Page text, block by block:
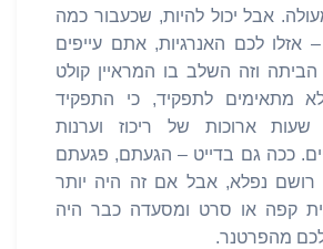
אבל יכול להיות, שכעבור כמה
אזלו לכם האנרגיות, אתם עייפים
הביתה וזה השלב בו המראיין קולט
מתאימים לתפקיד, כי התפקיד
ארוכות של ריכוז וערנות
ככה גם בדייט – הגעתם, פגעתם
נפלא, אבל אם זה היה יותר
קפה או סרט ומסעדה כבר היה
מהפרטנר.